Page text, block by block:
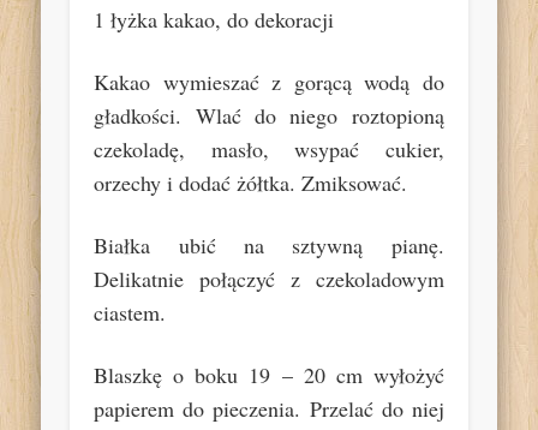
1 łyżka kakao, do dekoracji
Kakao wymieszać z gorącą wodą do
gładkości. Wlać do niego roztopioną
czekoladę, masło, wsypać cukier,
orzechy i dodać żółtka. Zmiksować.
Białka ubić na sztywną pianę.
Delikatnie połączyć z czekoladowym
ciastem.
Blaszkę o boku 19 – 20 cm wyłożyć
papierem do pieczenia. Przelać do niej